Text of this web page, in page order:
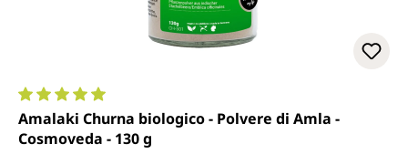
Valutazione media di 5 su 5 stelle
Amalaki Churna biologico - Polvere di Amla -
Cosmoveda - 130 g